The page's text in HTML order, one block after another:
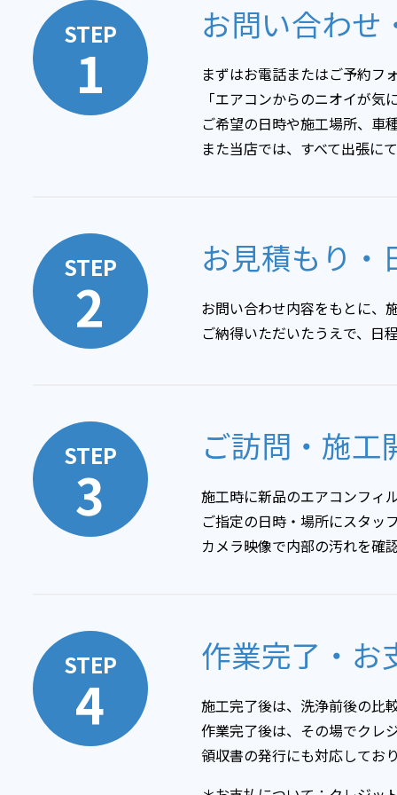
STEP
1
お問い合わせ
まずはお電話またはご予約フ
「エアコンからのニオイが
ご希望の日時や施工場所、車
また当店では、すべて出張に
STEP
2
お見積もり・
お問い合わせ内容をもとに、
ご納得いただいたうえで、日
STEP
3
ご訪問・施工
施工時に新品のエアコンフィ
ご指定の日時・場所にスタッ
カメラ映像で内部の汚れを確
STEP
4
作業完了・お
施工完了後は、洗浄前後の比
作業完了後は、その場でクレ
領収書の発行にも対応してお